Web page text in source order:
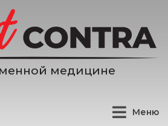
менной медицине
Меню